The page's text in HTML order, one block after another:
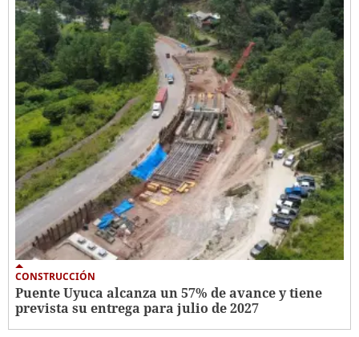
CONSTRUCCIÓN
Puente Uyuca alcanza un 57% de avance y tiene
prevista su entrega para julio de 2027